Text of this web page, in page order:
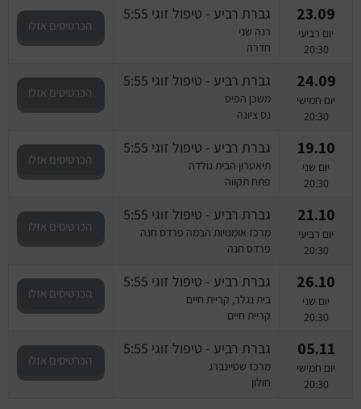
23.09
יום רביעי
20:30
גברת רביע - טיפול זוגי 5:55
רנה שני
חדרה
הכרטיסים אזלו
24.09
יום חמישי
20:30
גברת רביע - טיפול זוגי 5:55
משכן הפיס
נס ציונה
הכרטיסים אזלו
19.10
יום שני
20:30
גברת רביע - טיפול זוגי 5:55
תיאטרון הבית גולדה
פתח תקווה
הכרטיסים אזלו
21.10
יום רביעי
20:30
גברת רביע - טיפול זוגי 5:55
מרכז אומנויות הבמה פרדס חנה
פרדס חנה
הכרטיסים אזלו
26.10
יום שני
20:30
גברת רביע - טיפול זוגי 5:55
בית נגלר, קריית חיים
קריית חיים
הכרטיסים אזלו
05.11
יום חמישי
20:30
גברת רביע - טיפול זוגי 5:55
מרכז שטיינברג
חולון
הכרטיסים אזלו